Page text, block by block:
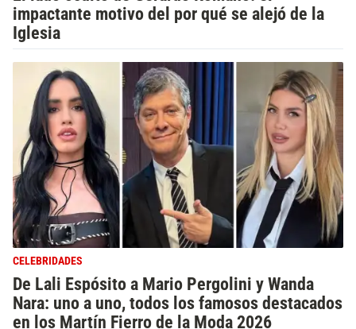
impactante motivo del por qué se alejó de la
Iglesia
CELEBRIDADES
De Lali Espósito a Mario Pergolini y Wanda
Nara: uno a uno, todos los famosos destacados
en los Martín Fierro de la Moda 2026